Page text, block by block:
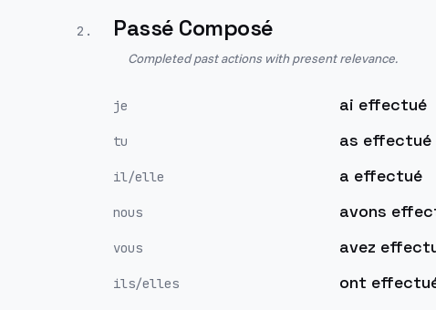
2 . Passé Composé
Completed past actions with present relevance.
je ai effectué
tu as effectué
il/elle a effectué
nous avons
vous avez
ils/elles ont